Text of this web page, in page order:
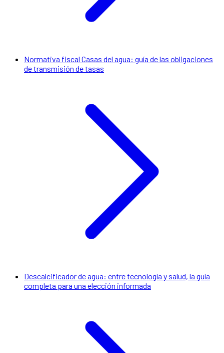
Normativa fiscal Casas del agua: guía de las obligaciones
de transmisión de tasas
Descalcificador de agua: entre tecnología y salud, la guía
completa para una elección informada